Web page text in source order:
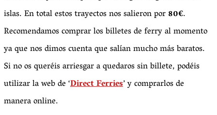
islas. En total estos trayectos nos salieron por80€.
Recomendamos comprar los billetes de ferry al momento
ya que nos dimos cuenta que salían mucho más baratos.
Si no os queréis arriesgar a quedaros sin billete, podéis
utilizar la web de ‘Direct Ferries’ y comprarlos de
manera online.